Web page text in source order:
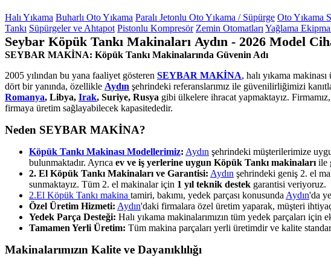
Halı Yıkama Buharlı Oto Yıkama Paralı Jetonlu Oto Yıkama / Süpürge Oto Yıkama
Tankı Süpürgeler ve Ahtapot Pistonlu Kompresör Zemin Otomatları Yağlama
Seybar Köpük Tankı Makinaları Aydın - 2026 Model
SEYBAR MAKİNA: Köpük Tankı Makinalarında Güvenin Adı
2005 yılından bu yana faaliyet gösteren SEYBAR MAKİNA, halı yıkama
dört bir yanında, özellikle Aydın şehrindeki referanslarımız ile güvenilirliğimizi
Romanya, Libya, Irak, Suriye, Rusya gibi ülkelere ihracat yapmaktayız.
firmaya üretim sağlayabilecek kapasitededir.
Neden SEYBAR MAKİNA?
Köpük Tankı Makinası Modellerimiz: Aydın şehrindeki müşterilerimize
bulunmaktadır. Ayrıca ev ve iş yerlerine uygun Köpük Tankı makinaları ile
2. El Köpük Tankı Makinaları ve Garantisi: Aydın şehrindeki geniş 2. el
sunmaktayız. Tüm 2. el makinalar için 1 yıl teknik destek garantisi veriyoruz.
2.El Köpük Tankı makina tamiri, bakımı, yedek parçası konusunda Aydın'da
Özel Üretim Hizmeti: Aydın'daki firmalara özel üretim yaparak, müşteri
Yedek Parça Desteği: Halı yıkama makinalarımızın tüm yedek parçaları için
Tamamen Yerli Üretim: Tüm makina parçaları yerli üretimdir ve kalite
Makinalarımızın Kalite ve Dayanıklılığı